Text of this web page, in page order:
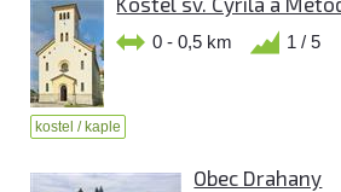
0 - 0,5 km 1 / 5
kostel / kaple
Obec Drahany